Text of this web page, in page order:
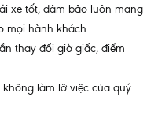
xe tốt, đảm bảo luôn mang
mọi hành khách.
thay đổi giờ giấc, điểm
làm lỡ việc của quý